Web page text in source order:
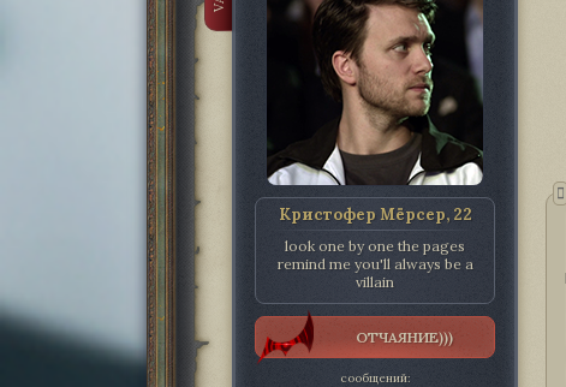
Кристофер Мёрсер, 22
look one by one the pages
remind me you'll always be a
villain
ОТЧАЯНИЕ)))
сообщений: